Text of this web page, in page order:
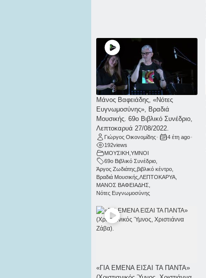
Μάνος Βαφειάδης, «Νότες
Ευγνωμοσύνης», Βραδιά
Μουσικής. 69ο Βιβλικό Συνέδριο,
Λεπτοκαρυά 27/08/2022.
Γιώργος Οικονομίδης• 4 έτη ago•
192views
ΜΟΥΣΙΚΗ ΥΜΝΟΙ
69ο Βιβλικό Συνέδριο
Άργος Ζωδιάτης βιβλικό κέντρο
Βραδιά Μουσικής ΛΕΠΤΟΚΑΡΥΑ
ΜΑΝΟΣ ΒΑΦΕΙΑΔΗΣ
Νότες Ευγνωμοσύνης
«ΓΙΑ ΕΜΕΝΑ ΕΙΣΑΙ ΤΑ ΠΑΝΤΑ»